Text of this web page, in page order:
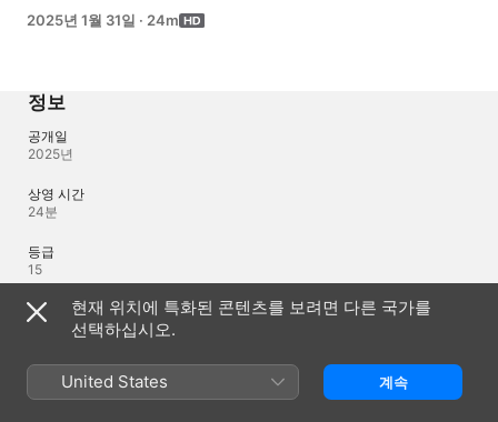
2025년 1월 31일 · 24m
정보
공개일
2025년
상영 시간
24분
등급
15
제작 지역
일본
©2024 Mato Kousaka/KADOKAWA/Iffole Labor Union
현재 위치에 특화된 콘텐츠를 보려면 다른 국가를
선택하십시오.
United States 계속